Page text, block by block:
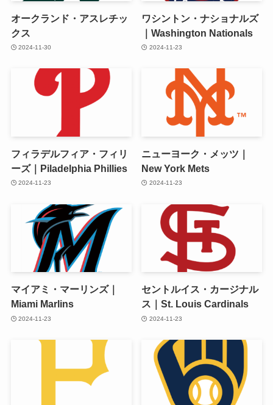
オークランド・アスレチッ
クス
2024-11-30
ワシントン・ナショナルズ
｜Washington Nationals
2024-11-23
フィラデルフィア・フィリ
ーズ｜Piladelphia Phillies
2024-11-23
ニューヨーク・メッツ｜
New York Mets
2024-11-23
マイアミ・マーリンズ｜
Miami Marlins
2024-11-23
セントルイス・カージナル
ス｜St. Louis Cardinals
2024-11-23